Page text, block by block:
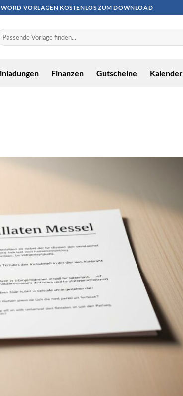
VORLAGEN KOSTENLOS ZUM DOWNLOAD
Finanzen Gutscheine Kalender